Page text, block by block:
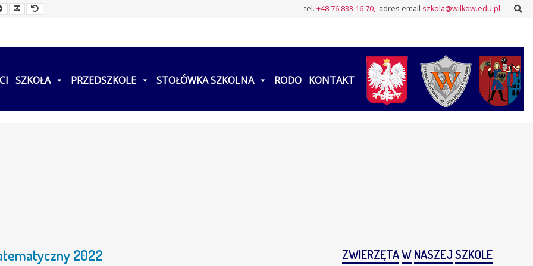
Larger
Font
Readable
Font
Default
Font tel. +48 76 833 16 70, adres email szkola@wilkow.edu.pl
SZKOŁA PRZEDSZKOLE STOŁÓWKA SZKOLNA RODO KONTAKT
2022 ZWIERZĘTAWNASZEJSZKOLE